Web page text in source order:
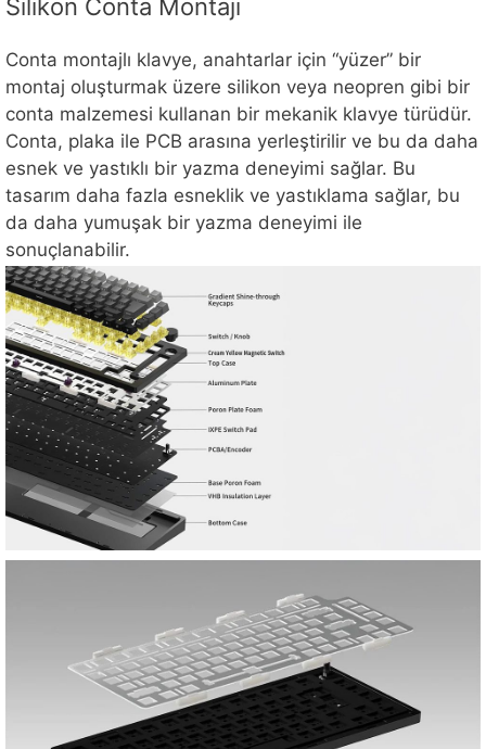
Silikon Conta Montajı
Conta montajlı klavye, anahtarlar için “yüzer” bir
montaj oluşturmak üzere silikon veya neopren gibi bir
conta malzemesi kullanan bir mekanik klavye türüdür.
Conta, plaka ile PCB arasına yerleştirilir ve bu da daha
esnek ve yastıklı bir yazma deneyimi sağlar. Bu
tasarım daha fazla esneklik ve yastıklama sağlar, bu
da daha yumuşak bir yazma deneyimi ile
sonuçlanabilir.